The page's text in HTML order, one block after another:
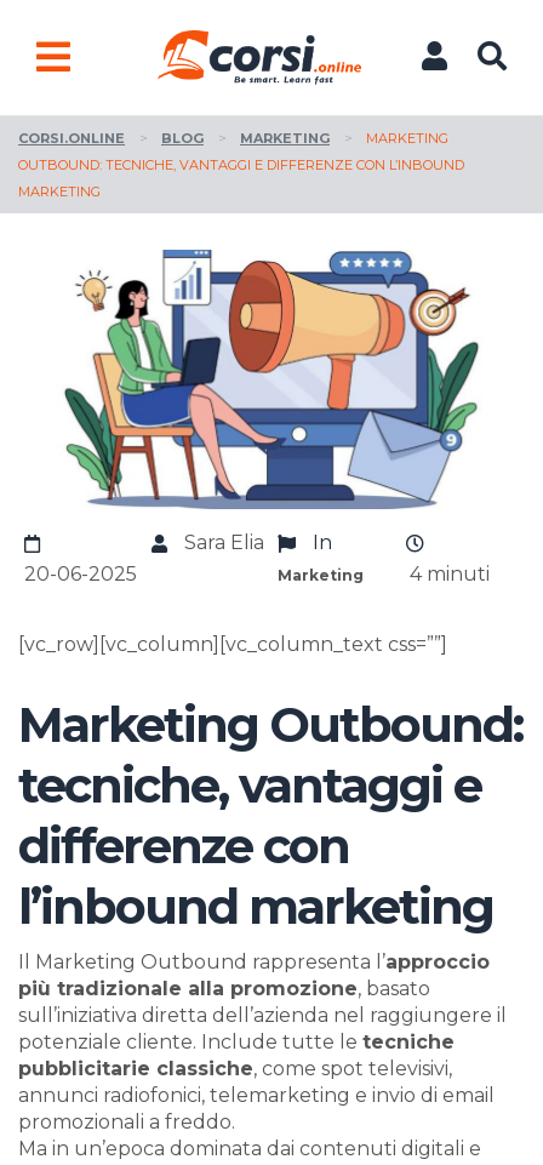
CORSI.ONLINE > BLOG > MARKETING >
MARKETING
OUTBOUND: TECNICHE, VANTAGGI E DIFFERENZE CON L’INBOUND
MARKETING
20-06-2025
Sara Elia In
Marketing 4 minuti
[vc_row][vc_column][vc_column_text css=””]
Marketing Outbound:
tecniche, vantaggi e
differenze con
l’inbound marketing
Il Marketing Outbound rappresenta l’approccio
più tradizionale alla promozione, basato
sull’iniziativa diretta dell’azienda nel raggiungere il
potenziale cliente. Include tutte le tecniche
pubblicitarie classiche, come spot televisivi,
annunci radiofonici, telemarketing e invio di email
promozionali a freddo.
Ma in un’epoca dominata dai contenuti digitali e